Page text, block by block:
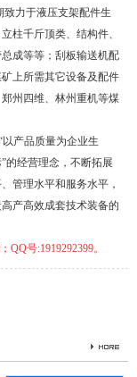
力于液压支架配件生
柱千斤顶类、结构件、
成等等；刮板输送机配
上所需其它设备及配件
州四维、林州重机等煤
产品质量为企业生
的经营理念，不断拓展
管理水平和服务水平，
产高效成套技术装备的
； QQ号:1919292399。